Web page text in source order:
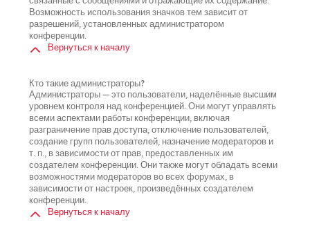
Возможность использования значков тем зависит от
разрешений, установленных администратором
конференции.
Вернуться к началу
Кто такие администраторы?
Администраторы — это пользователи, наделённые высшим
уровнем контроля над конференцией. Они могут управлять
всеми аспектами работы конференции, включая
разграничение прав доступа, отключение пользователей,
создание групп пользователей, назначение модераторов и
т. п., в зависимости от прав, предоставленных им
создателем конференции. Они также могут обладать всеми
возможностями модераторов во всех форумах, в
зависимости от настроек, произведённых создателем
конференции.
Вернуться к началу